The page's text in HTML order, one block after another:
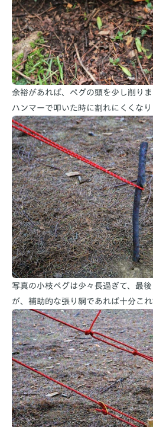
余裕があれば、ペグの頭を少し削り
ハンマーで叩いた時に割れにくくなり
写真の小枝ペグは少々長過ぎて、最
が、補助的な張り綱であれば十分これ